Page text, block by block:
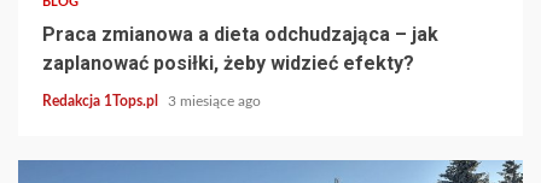
Praca zmianowa a dieta odchudzająca – jak
zaplanować posiłki, żeby widzieć efekty?
Redakcja 1Tops.pl 3 miesiące ago